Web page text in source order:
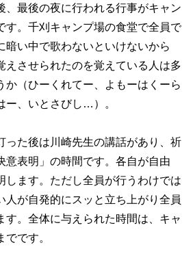
、最後の夜に行われる行事がキャン
す。千刈キャンプ場の食堂で全員で
暗い中で歌わないといけないから
えさせられたのを覚えている人は多
か（ひーくれてー、よもーはくーら
ー、いとさびし…）。
った後は川崎先生の講話があり、祈
意表明」の時間です。各自が自由
します。ただし全員が行うわけでは
人が自発的にスッと立ち上がり全員
す。全体に与えられた時間は、キャ
です。